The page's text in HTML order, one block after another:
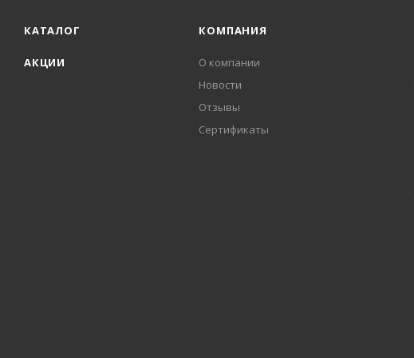
КАТАЛОГ
АКЦИИ
КОМПАНИЯ
О компании
Новости
Отзывы
Сертификаты